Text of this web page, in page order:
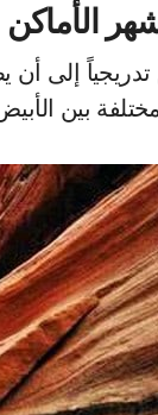
الأماكن
بين